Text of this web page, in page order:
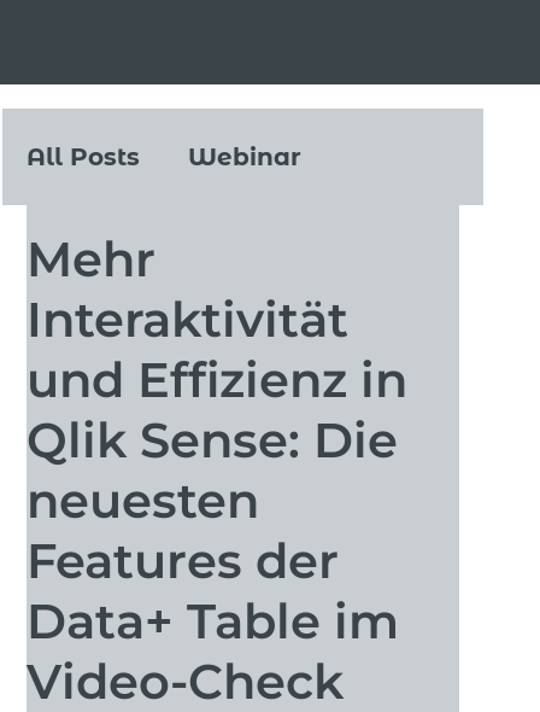
All Posts Webinar
Aktuelles
Writeback data+
Podcast
Mehr
Interaktivität
und Effizienz in
Qlik Sense: Die
neuesten
Features der
Data+ Table im
Video-Check